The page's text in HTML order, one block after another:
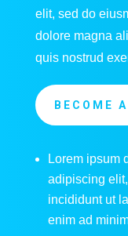
elit, sed do
dolore magna
quis nostrud
BECOME
Lorem ipsum
adipiscing
incididunt ut
enim ad